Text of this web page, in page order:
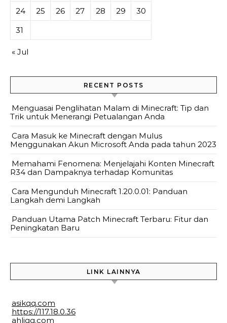
24
25 26 27 28 29
30
31
« Jul
RECENT POSTS
Menguasai Penglihatan Malam di Minecraft: Tip dan
Trik untuk Menerangi Petualangan Anda
Cara Masuk ke Minecraft dengan Mulus
Menggunakan Akun Microsoft Anda pada tahun 2023
Memahami Fenomena: Menjelajahi Konten Minecraft
R34 dan Dampaknya terhadap Komunitas
Cara Mengunduh Minecraft 1.20.0.01: Panduan
Langkah demi Langkah
Panduan Utama Patch Minecraft Terbaru: Fitur dan
Peningkatan Baru
LINK LAINNYA
asikqq.com
https://117.18.0.36
ahliqq.com